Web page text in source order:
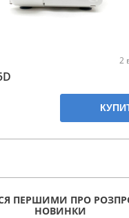
2
ПЕРШИМИ ПРО
НОВИНКИ